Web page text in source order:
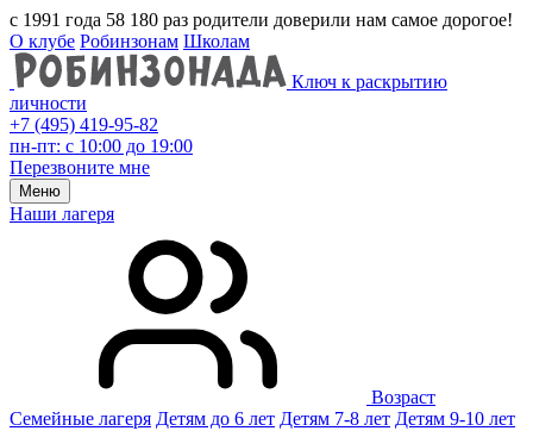
с 1991 года 58 180 раз родители доверили нам самое дорогое!
О клубе Робинзонам Школам
Ключ к раскрытию
личности
+7 (495) 419-95-82
пн-пт: с 10:00 до 19:00
Перезвоните мне
Меню
Наши лагеря
Возраст
Семейные лагеря Детям до 6 лет Детям 7-8 лет Детям 9-10 лет